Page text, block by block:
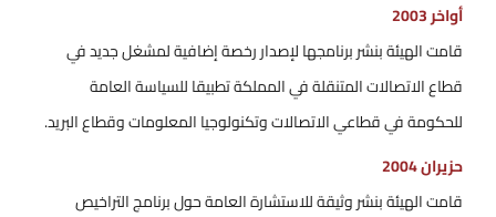
أواخر 2003
قامت الهيئة بنشر برنامجها لإصدار رخصة إضافية لمشغل جديد في
قطاع الاتصالات المتنقلة في المملكة تطبيقا للسياسة العامة
للحكومة في قطاعي الاتصالات وتكنولوجيا المعلومات وقطاع البريد.
حزيران 2004
قامت الهيئة بنشر وثيقة للاستشارة العامة حول برنامج التراخيص